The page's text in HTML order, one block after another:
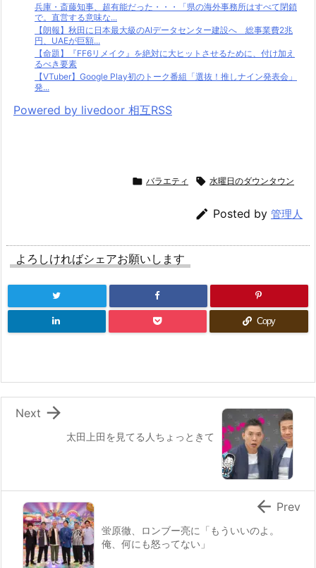
兵庫・斎藤知事、超有能だった・・・「県の海外事務所はすべて閉鎖
で。直営する意味な...
【朗報】秋田に日本最大級のAIデータセンター建設へ 総事業費2兆
円、UAEが巨額...
【命題】『FF6リメイク』を絶対に大ヒットさせるために、付け加え
るべき要素
【VTuber】Google Play初のトーク番組「選抜！推しナイン発表会」
発...
Powered by livedoor 相互RSS
 バラエティ  水曜日のダウンタウン
 Posted by 管理人
よろしければシェアお願いします
Copy
太田上田を見てる人ちょっときて

Next
蛍原徹、ロンブー亮に「もういいのよ。
俺、何にも怒ってない」
 Prev